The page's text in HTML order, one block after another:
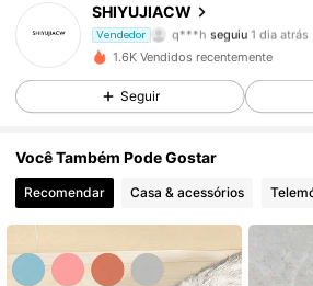
SHIYUJIACW
Vendedor
q***h
4,63
8 Seguidores
8 Seguidores
4,63 8 Seguidores
4,63 8 Seguidores
1.6K Vendidos recentemente
Seguir
Você Também Pode Gostar
Recomendar Casa & acessórios